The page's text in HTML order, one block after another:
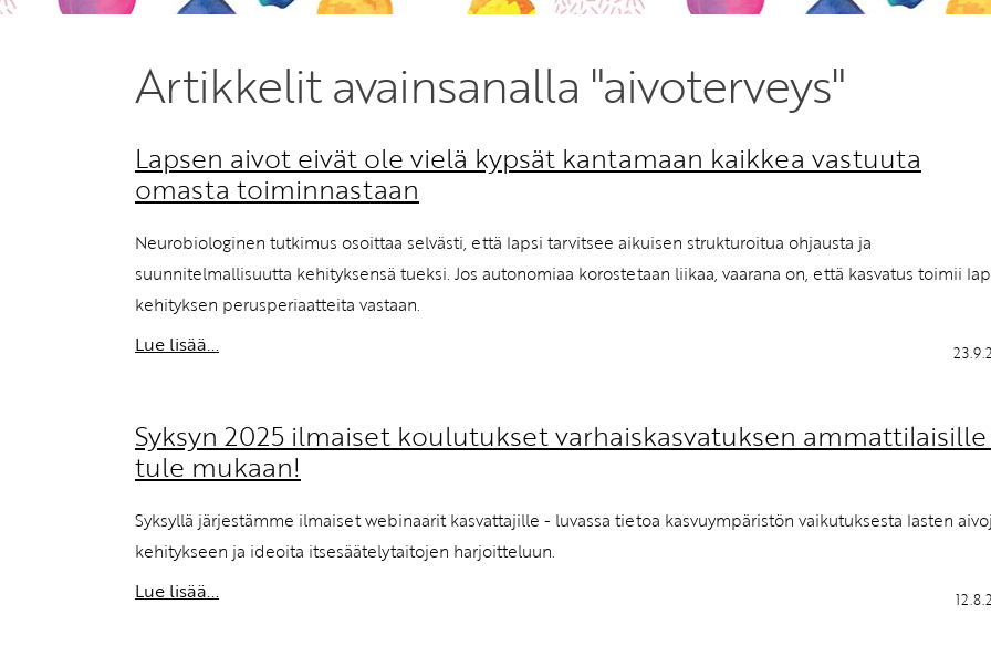
jäsen?
Liity tästä!
Artikkelit avainsanalla "aivoterveys"
Lapsen aivot eivät ole vielä kypsät kantamaan kaikkea vastuuta
omasta toiminnastaan
Neurobiologinen tutkimus osoittaa selvästi, että lapsi tarvitsee aikuisen strukturoitua ohjausta ja
suunnitelmallisuutta kehityksensä tueksi. Jos autonomiaa korostetaan liikaa, vaarana on, että kasvatus toimii
kehityksen perusperiaatteita vastaan.
Lue lisää...
Syksyn 2025 ilmaiset koulutukset varhaiskasvatuksen
tule mukaan!
Syksyllä järjestämme ilmaiset webinaarit kasvattajille - luvassa tietoa kasvuympäristön vaikutuksesta lasten
kehitykseen ja ideoita itsesäätelytaitojen harjoitteluun.
Lue lisää...